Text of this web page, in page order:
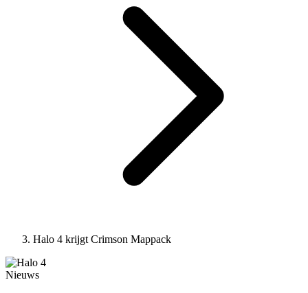
Halo 4 krijgt Crimson Mappack
Nieuws